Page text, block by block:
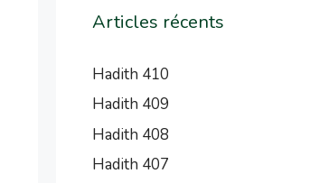
Articles récents
Hadith 410
Hadith 409
Hadith 408
Hadith 407